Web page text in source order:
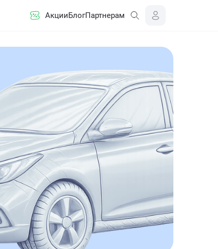
АкцииБлогПартнерам